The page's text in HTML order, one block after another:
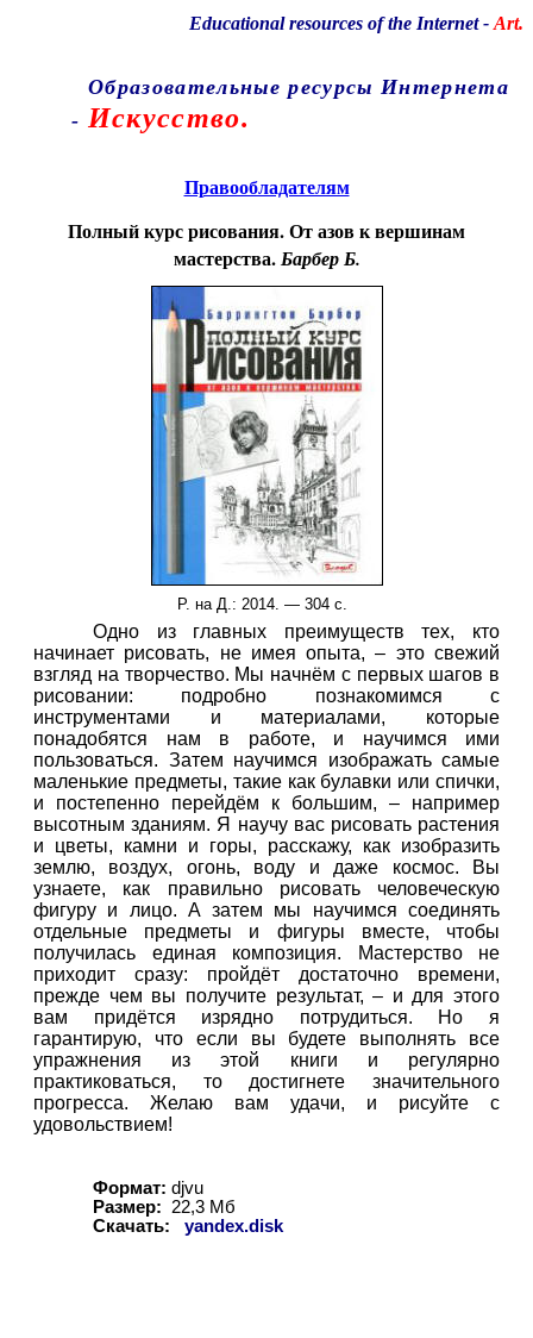
Educational resources of the Internet- Art.
Образовательные ресурсы Интернета
- Искусство.
Правообладателям
Полный курс рисования. От азов к вершинам
мастерства.Барбер Б.
Р. на Д.: 2014. — 304 с.
Одно из главных преимуществ тех, кто
начинает рисовать, не имея опыта, – это свежий
взгляд на творчество. Мы начнём с первых шагов в
рисовании: подробно познакомимся с
инструментами и материалами, которые
понадобятся нам в работе, и научимся ими
пользоваться. Затем научимся изображать самые
маленькие предметы, такие как булавки или спички,
и постепенно перейдём к большим, – например
высотным зданиям. Я научу вас рисовать растения
и цветы, камни и горы, расскажу, как изобразить
землю, воздух, огонь, воду и даже космос. Вы
узнаете, как правильно рисовать человеческую
фигуру и лицо. А затем мы научимся соединять
отдельные предметы и фигуры вместе, чтобы
получилась единая композиция. Мастерство не
приходит сразу: пройдёт достаточно времени,
прежде чем вы получите результат, – и для этого
вам придётся изрядно потрудиться. Но я
гарантирую, что если вы будете выполнять все
упражнения из этой книги и регулярно
практиковаться, то достигнете значительного
прогресса. Желаю вам удачи, и рисуйте с
удовольствием!
Формат: djvu
Размер:
22,3 Мб
Скачать:
yandex.disk